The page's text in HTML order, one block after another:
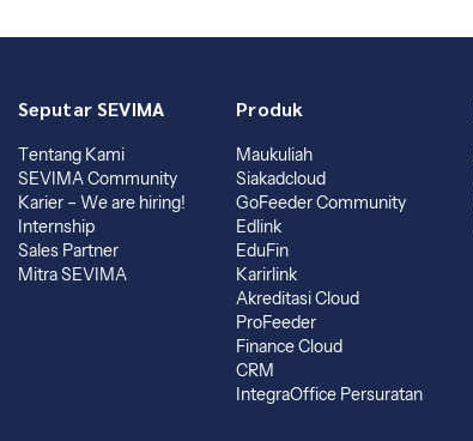
Seputar SEVIMA
Tentang Kami
SEVIMA Community
Karier – We are hiring!
Internship
Sales Partner
Mitra SEVIMA
Produk
Maukuliah
Siakadcloud
GoFeeder Community
Edlink
EduFin
Karirlink
Akreditasi Cloud
ProFeeder
Finance Cloud
CRM
IntegraOffice Persuratan